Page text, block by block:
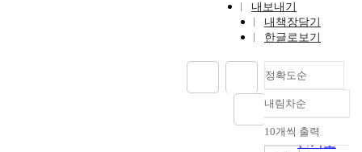
내보내기
내책장담기
한글로보기
정확도순
정확도
순
인기도
내림차순
내림차순
10개씩 출력